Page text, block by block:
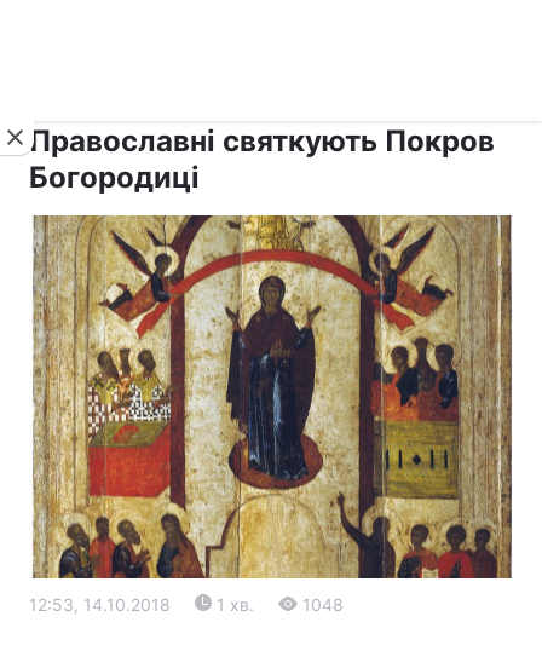
Православні святкують Покров
Богородиці
12:53, 14.10.2018 1 хв. 1048